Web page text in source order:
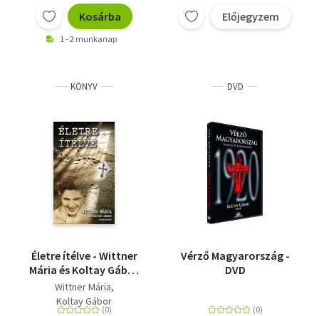
Kosárba
1 - 2 munkanap
Előjegyzem
KÖNYV
Életre ítélve - Wittner
Mária és Koltay Gábor
beszélgetése
Wittner Mária
Koltay Gábor
DVD
Vérző Magyarország -
DVD